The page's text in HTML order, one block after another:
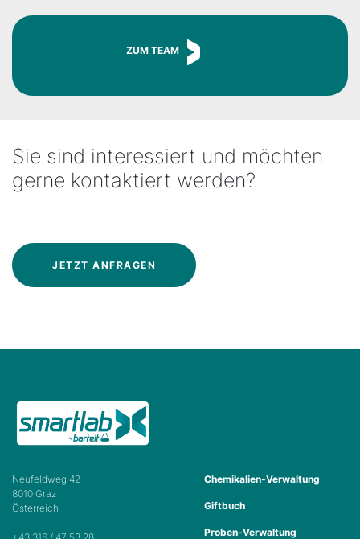
ZUM TEAM
Sie sind interessiert und möchten
gerne kontaktiert werden?
JETZT ANFRAGEN
Neufeldweg 42
8010 Graz
Österreich
Chemikalien-Verwaltung
Giftbuch
Proben-Verwaltung